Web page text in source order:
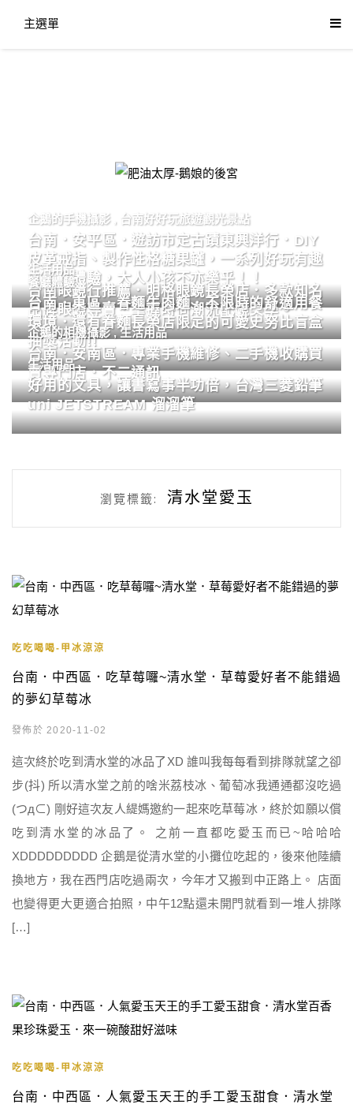
主選單
肥油太厚-鵝娘的後宮
企鵝的手機攝影 台南好好玩旅遊觀光景點
台南．安平區．遊訪市定古蹟東興洋行．DIY
皮革戒指、製作性格糖果罐，一系列好玩有趣
的手作體驗，大人小孩不亦樂乎！！
生活用品
台南眼鏡行推薦．明格眼鏡長榮店．多款知名
品牌眼鏡專賣．掌握時尚潮流配鏡美學。
餐廳體驗
台南．東區．眷麵牛肉麵．不限時的舒適用餐
環境．還有眷麵長榮店限定的可愛史努比盲盒
抽獎活動!!
企鵝的相機攝影,生活用品
台南．安南區．專業手機維修、二手機收購買
賣專門店．不二通訊
生活用品
好用的文具，讓書寫事半功倍，台灣三菱鉛筆
uni JETSTREAM 溜溜筆
瀏覽標籤: 清水堂愛玉
吃吃喝喝-甲冰涼涼
台南．中西區．吃草莓囉~清水堂．草莓愛好者不能錯過
的夢幻草莓冰
發佈於 2020-11-02
這次終於吃到清水堂的冰品了XD 誰叫我每每看到排隊就望之卻
步(抖) 所以清水堂之前的啥米荔枝冰、葡萄冰我通通都沒吃過
(つд⊂) 剛好這次友人緹媽邀約一起來吃草莓冰，終於如願以償
吃到清水堂的冰品了。 之前一直都吃愛玉而已~哈哈哈
XDDDDDDDDD 企鵝是從清水堂的小攤位吃起的，後來他陸續
換地方，我在西門店吃過兩次，今年才又搬到中正路上。 店面
也變得更大更適合拍照，中午12點還未開門就看到一堆人排隊
[…]
吃吃喝喝-甲冰涼涼
台南．中西區．人氣愛玉天王的手工愛玉甜食．清水堂